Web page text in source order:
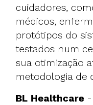
cuidadores,
médicos,
protótipos do
testados num
sua otimização
metodologia de
BL Healthcare